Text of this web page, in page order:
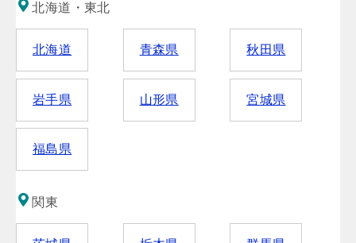
北海道・東北
北海道 青森県 秋田県
岩手県 山形県 宮城県
福島県
関東